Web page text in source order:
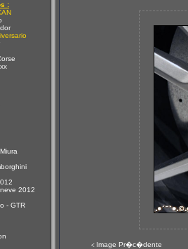
:
2012
- GTR
< Image Pr�c�dente